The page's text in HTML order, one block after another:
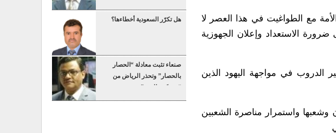
مع الطواغيت في هذا العصر لا
الاستعداد وإعلان الجهوزية
الدروب في مواجهة اليهود الذين
وشعبها واستمرار مناصرة الشعبين
هل تكرّر السعودية أخطاءها؟
صنعاء تثبت معادلة “الحصار
بالحصار” وتحذر الرياض من
“عسكرة البحر”